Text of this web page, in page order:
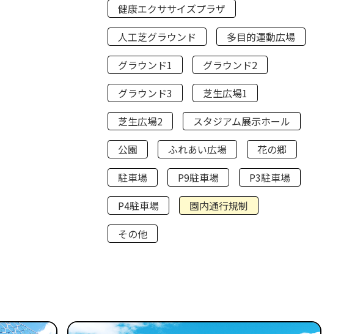
健康エクササイズプラザ
人工芝グラウンド
多目的運動広場
グラウンド1
グラウンド2
グラウンド3
芝生広場1
芝生広場2
スタジアム展示ホール
公園
ふれあい広場
花の郷
駐車場
P9駐車場
P3駐車場
P4駐車場
園内通行規制
その他